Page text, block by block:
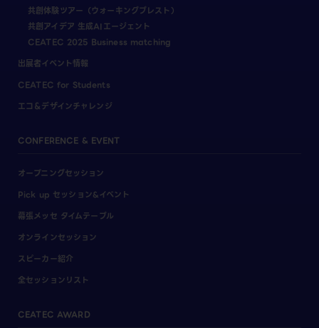
共創体験ツアー（ウォーキングブレスト）
共創アイデア 生成AIエージェント
CEATEC 2025 Business matching
出展者イベント情報
CEATEC for Students
エコ＆デザインチャレンジ
CONFERENCE & EVENT
オープニングセッション
Pick up セッション&イベント
幕張メッセ タイムテーブル
オンラインセッション
スピーカー紹介
全セッションリスト
CEATEC AWARD